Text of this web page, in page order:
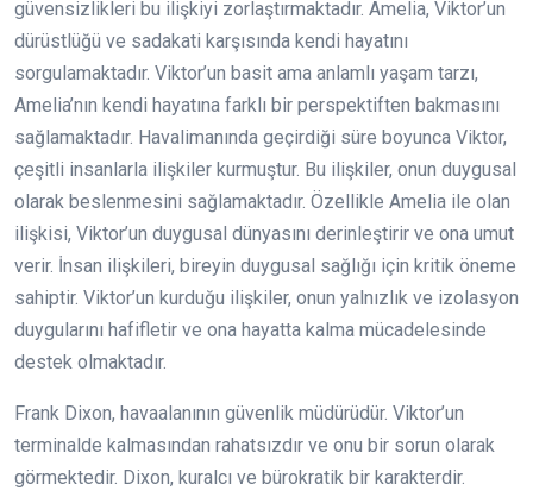
güvensizlikleri bu ilişkiyi zorlaştırmaktadır. Amelia, Viktor’un
dürüstlüğü ve sadakati karşısında kendi hayatını
sorgulamaktadır. Viktor’un basit ama anlamlı yaşam tarzı,
Amelia’nın kendi hayatına farklı bir perspektiften bakmasını
sağlamaktadır. Havalimanında geçirdiği süre boyunca Viktor,
çeşitli insanlarla ilişkiler kurmuştur. Bu ilişkiler, onun duygusal
olarak beslenmesini sağlamaktadır. Özellikle Amelia ile olan
ilişkisi, Viktor’un duygusal dünyasını derinleştirir ve ona umut
verir. İnsan ilişkileri, bireyin duygusal sağlığı için kritik öneme
sahiptir. Viktor’un kurduğu ilişkiler, onun yalnızlık ve izolasyon
duygularını hafifletir ve ona hayatta kalma mücadelesinde
destek olmaktadır.
Frank Dixon, havaalanının güvenlik müdürüdür. Viktor’un
terminalde kalmasından rahatsızdır ve onu bir sorun olarak
görmektedir. Dixon, kuralcı ve bürokratik bir karakterdir.